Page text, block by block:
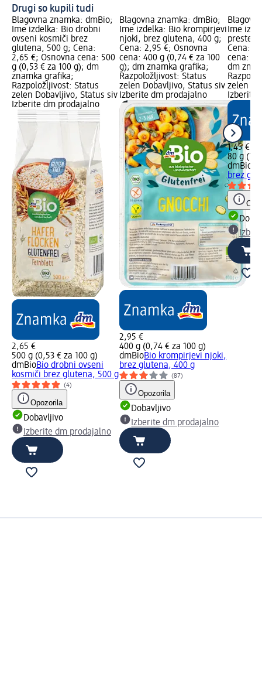
Drugi so kupili tudi
Blagovna znamka: dmBio;
Ime izdelka: Bio drobni
ovseni kosmiči brez
glutena, 500 g; Cena:
2,65 €; Osnovna cena: 500
g (0,53 € za 100 g); dm
znamka grafika;
Razpoložljivost: Status
zelen Dobavljivo, Status siv
Izberite dm prodajalno
2,65 €
500 g (0,53 € za 100 g)
dmBioBio drobni ovseni
kosmiči brez glutena, 500 g
(4)
Opozorila
Dobavljivo
Izberite dm prodajalno
Blagovna znamka: dmBio;
Ime izdelka: Bio krompirjevi
njoki, brez glutena, 400 g;
Cena: 2,95 €; Osnovna
cena: 400 g (0,74 € za 100
g); dm znamka grafika;
Razpoložljivost: Status
zelen Dobavljivo, Status siv
Izberite dm prodajalno
2,95 €
400 g (0,74 € za 100 g)
dmBioBio krompirjevi njoki,
brez glutena, 400 g
(87)
Opozorila
Dobavljivo
Izberite dm prodajalno
Ime
preste,
Cena:
cena: 80
dm
zelen
Izberite
1,45 €
80 g
dmBio
brez